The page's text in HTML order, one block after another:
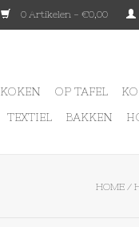
0 Artikelen - €0,00
KOKEN OP TAFEL
TEXTIEL BAKKEN
HOME /